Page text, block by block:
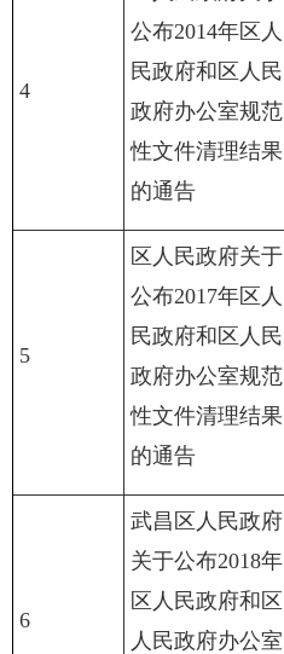
4
公布2014年区人
民政府和区人民
政府办公室规范
性文件清理结果
的通告
5
区人民政府关于
公布2017年区人
民政府和区人民
政府办公室规范
性文件清理结果
的通告
6
武昌区人民政府
关于公布2018年
区人民政府和区
人民政府办公室